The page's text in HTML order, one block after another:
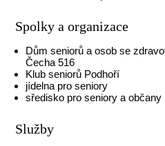
Spolky a organizace
Dům seniorů a osob se
Čecha 516
Klub seniorů Podhoří
jídelna pro seniory
sředisko pro seniory a občany
Služby